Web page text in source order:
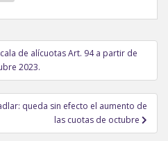
de alícuotas Art. 94 a partir de
2023.
queda sin efecto el aumento de
las cuotas de octubre